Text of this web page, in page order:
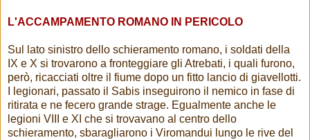
L'ACCAMPAMENTO ROMANO IN PERICOLO
Sul lato sinistro dello schieramento romano, i soldati della
IX e X si trovarono a fronteggiare gli Atrebati, i quali furono,
però, ricacciati oltre il fiume dopo un fitto lancio di giavellotti.
I legionari, passato il Sabis inseguirono il nemico in fase di
ritirata e ne fecero grande strage. Egualmente anche le
legioni VIII e XI che si trovavano al centro dello
schieramento, sbaragliarono i Viromandui lungo le rive del